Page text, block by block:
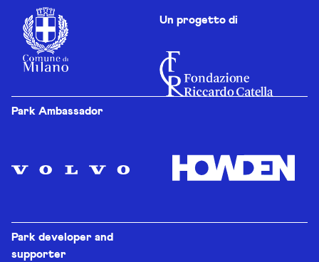
Un progetto di
Park Ambassador
Park developer and
supporter